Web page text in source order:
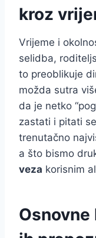
kroz
Vrijeme i
selidba,
to preoblikuje
možda sutra
da je netko
zastati i pitati
trenutačno
a što bismo
veza korisnim